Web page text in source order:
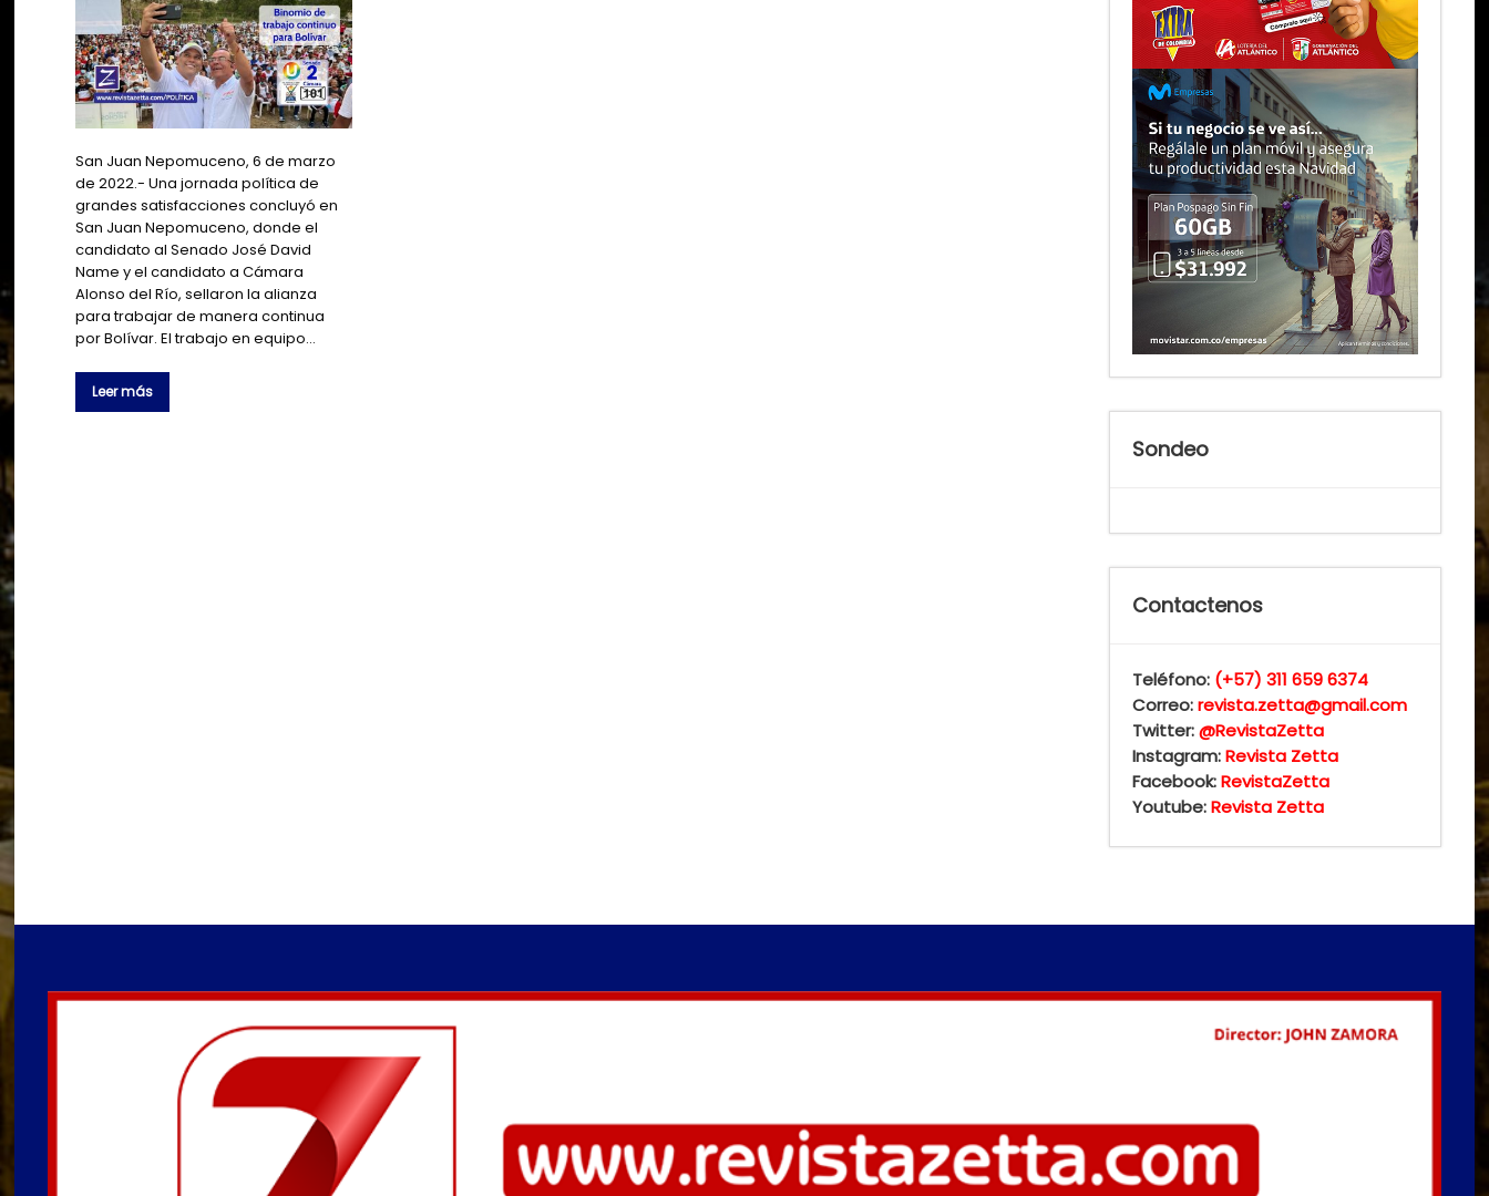
San Juan Nepomuceno, 6 de marzo
de 2022.- Una jornada política de
grandes satisfacciones concluyó en
San Juan Nepomuceno, donde el
candidato al Senado José David
Name y el candidato a Cámara
Alonso del Río, sellaron la alianza
para trabajar de manera continua
por Bolívar. El trabajo en equipo…
Leer más
Sondeo
Contactenos
Teléfono: (+57) 311 659 6374
Correo:revista.zetta@gmail.com
Twitter:@RevistaZetta
Instagram:Revista Zetta
Facebook:RevistaZetta
Youtube:Revista Zetta